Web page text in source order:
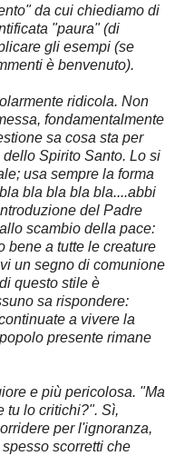
da cui chiediamo di
"paura" (di
gli esempi (se
è benvenuto).
ridicola. Non
fondamentalmente
sa cosa sta per
Spirito Santo. Lo si
usa sempre la forma
bla bla bla bla....abbi
del Padre
scambio della pace:
bene a tutte le creature
un segno di comunione
questo stile è
sa rispondere:
a vivere la
presente rimane
e più pericolosa. "Ma
tu lo critichi?". Sì,
per l'ignoranza,
scorretti che